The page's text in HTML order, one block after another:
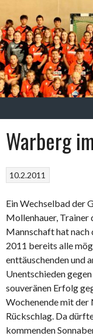
zum
Inhalt
Warberg
10.2.2011
Ein Wechselbad der
Mollenhauer,
Mannschaft hat nach
2011 bereits alle
enttäuschenden und
Unentschieden
souveränen Erfolg
Wochenende mit der
Rückschlag. Da
kommenden